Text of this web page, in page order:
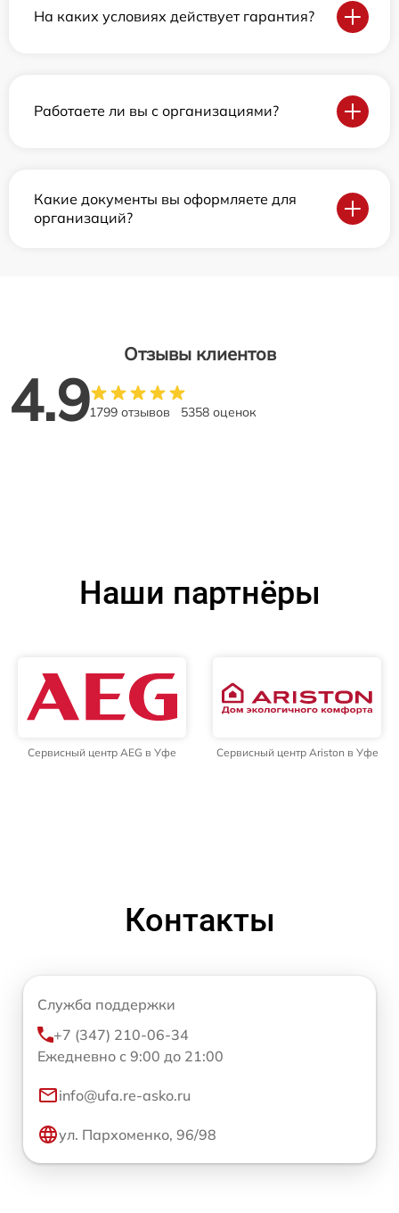
На каких условиях действует гарантия?
Работаете ли вы с организациями?
Какие документы вы оформляете для
организаций?
Отзывы клиентов
4.91799 отзывов 5358 оценок
Наши партнёры
Сервисный центр AEG в Уфе Сервисный центр Ariston в Уфе
Контакты
Служба поддержки
+7 (347) 210-06-34
Ежедневно с 9:00 до 21:00
info@ufa.re-asko.ru
ул. Пархоменко, 96/98